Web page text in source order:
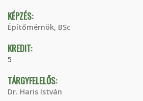
KÉPZÉS:
Építőmérnök, BSc
KREDIT:
5
TÁRGYFELELŐS:
Dr. Haris István